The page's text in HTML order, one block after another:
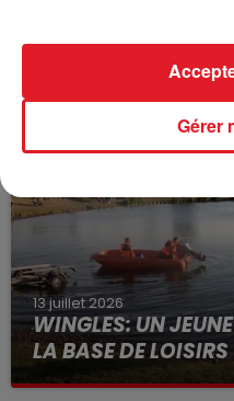
BÉTHUNE:
VOLONTAIRE EN
Selon les premiers
à des prostituées
13 juillet 2026
WINGLES: UN
LA BASE DE LOISIRS
La victime a coulé à pic
Gérer